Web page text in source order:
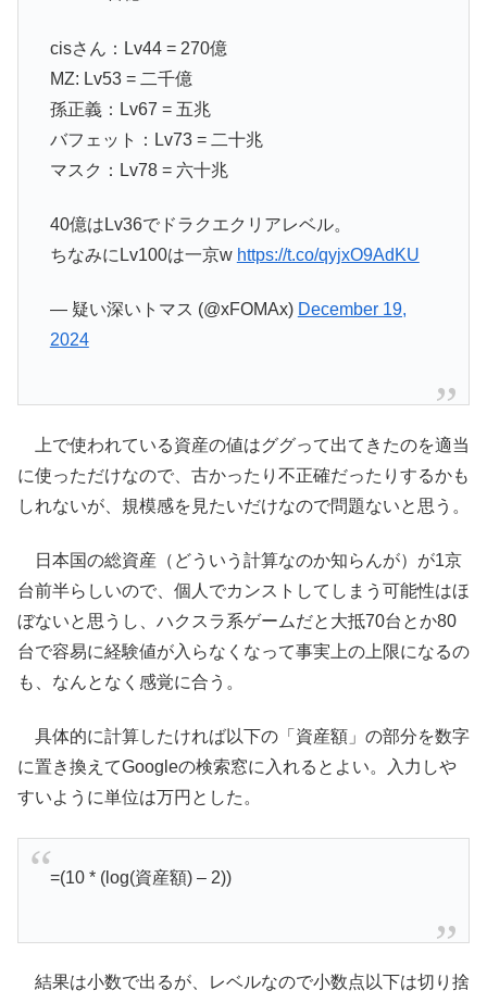
cisさん：Lv44 = 270億
MZ: Lv53 = 二千億
孫正義：Lv67 = 五兆
バフェット：Lv73 = 二十兆
マスク：Lv78 = 六十兆
40億はLv36でドラクエクリアレベル。
ちなみにLv100は一京w https://t.co/qyjxO9AdKU
— 疑い深いトマス (@xFOMAx) December 19,
2024
上で使われている資産の値はググって出てきたのを適当
に使っただけなので、古かったり不正確だったりするかも
しれないが、規模感を見たいだけなので問題ないと思う。
日本国の総資産（どういう計算なのか知らんが）が1京
台前半らしいので、個人でカンストしてしまう可能性はほ
ぼないと思うし、ハクスラ系ゲームだと大抵70台とか80
台で容易に経験値が入らなくなって事実上の上限になるの
も、なんとなく感覚に合う。
具体的に計算したければ以下の「資産額」の部分を数字
に置き換えてGoogleの検索窓に入れるとよい。入力しや
すいように単位は万円とした。
=(10 * (log(資産額) – 2))
結果は小数で出るが、レベルなので小数点以下は切り捨